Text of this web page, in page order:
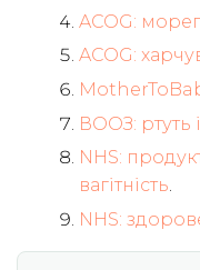
ACOG:
ACOG:
ВООЗ: ртуть
NHS:
вагітність.
NHS: